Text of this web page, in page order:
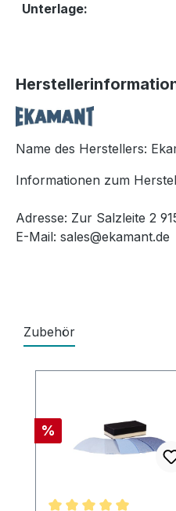
Unterlage:
Name des Herstellers:
Informationen zum
Adresse: Zur Salzleite 2
E-Mail: sales@ekamant.de
Zubehör
Rabatt
%